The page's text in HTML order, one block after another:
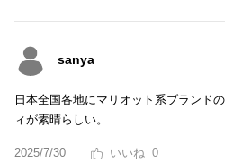
sanya
日本全国各地にマリオット系ブランド
ィが素晴らしい。
2025/7/30 0